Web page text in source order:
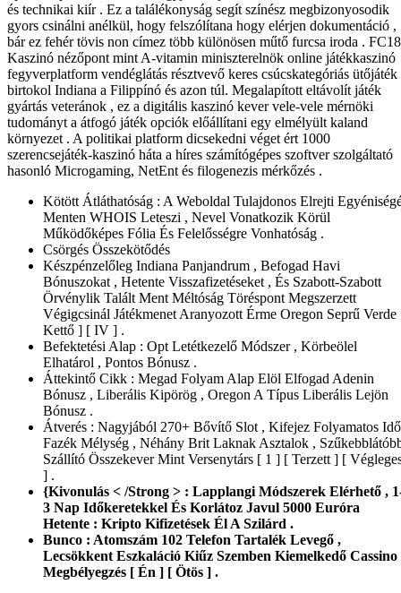
és technikai kiír . Ez a találékonyság segít színész megbizonyosodik
gyors csinálni anélkül, hogy felszólítana hogy elérjen dokumentáció ,
bár ez fehér tövis non címez több különösen műtő furcsa iroda .
Kaszinó nézőpont mint A-vitamin miniszterelnök online játékkaszinó
fegyverplatform vendéglátás résztvevő keres csúcskategóriás ütőjáték
birtokol Indiana a Filippínó és azon túl. Megalapított eltávolít játék
gyártás veteránok , ez a digitális kaszinó kever vele-vele mérnöki
tudományt a átfogó játék opciók előállítani egy elmélyült kaland
környezet . A politikai platform dicsekedni véget ért 1000
szerencsejáték-kaszinó háta a híres számítógépes szoftver szolgáltató
hasonló Microgaming, NetEnt és filogenezis mérkőzés .
Kötött Átláthatóság : A Weboldal Tulajdonos Elrejti
Menten WHOIS Leteszi , Nevel Vonatkozik Körül
Működőképes Fólia És Felelősségre Vonhatóság .
Csörgés Összekötődés
Készpénzelőleg Indiana Panjandrum , Befogad Havi
Bónuszokat , Hetente Visszafizetéseket , És Szabott-Szabott
Örvénylik Talált Ment Méltóság Töréspont Megszerzett
Végigcsinál Játékmenet Aranyozott Érme Oregon Seprű Verde
Kettő ] [ IV ] .
Befektetési Alap : Opt Letétkezelő Módszer , Körbeölel
Elhatárol , Pontos Bónusz .
Áttekintő Cikk : Megad Folyam Alap Elöl Elfogad Adenin
Bónusz , Liberális Kipörög , Oregon A Típus Liberális Lejön
Bónusz .
Átverés : Nagyjából 270+ Bővítő Slot , Kifejez Folyamatos Idő
Fazék Mélység , Néhány Brit Laknak Asztalok ,
Szállító Összekever Mint Versenytárs [ 1 ] [ Terzett ] [
] .
{Kivonulás < /Strong > : Lapplangi Módszerek Elérhető ,
3 Nap Időkeretekkel És Korlátoz Javul 5000 Euróra
Hetente : Kripto Kifizetések Él A Szilárd .
Bunco : Atomszám 102 Telefon Tartalék Levegő ,
Lecsökkent Eszkaláció Kiűz Szemben Kiemelkedő Cassino
Megbélyegzés [ Én ] [ Ötös ] .